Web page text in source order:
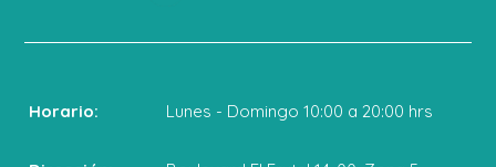
Horario: Lunes - Domingo 10:00 a 20:00 hrs